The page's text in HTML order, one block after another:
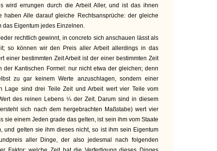
wird errungen durch die Arbeit Aller, und ist das ihnen
haben Alle darauf gleiche Rechtsansprüche: der gleiche
das Eigentum jedes Einzelnen.
rechtlich gewinnt, in concreto sich anschauen lässt als
so können wir den Preis aller Arbeit allerdings in das
einer bestimmten Zeit Arbeit ist der einer bestimmten Zeit
der Kantischen Formel: nur nicht etwa der gleichen; denn
zu gar keinem Werte anzuschlagen, sondern einer
Lage sind drei Teile Zeit und Arbeit wert vier Teile vom
des reinen Lebens ¼ der Zeit. Darum sind in diesem
sich nach dem hergebrachten Maßstabe) wert vier
sie einem Jeden grade das gelten, ist sein ihm vom Staate
und gelten sie ihm dieses nicht, so ist ihm sein Eigentum
aller Dinge, der also jedesmal nach folgenden